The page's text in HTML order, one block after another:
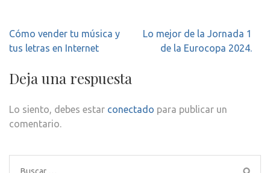
Navegación
de
Cómo vender tu música y
tus letras en Internet
Lo mejor de la Jornada 1
de la Eurocopa 2024.
Deja una respuesta
Lo siento, debes estar conectado para publicar un
comentario.
Buscar: